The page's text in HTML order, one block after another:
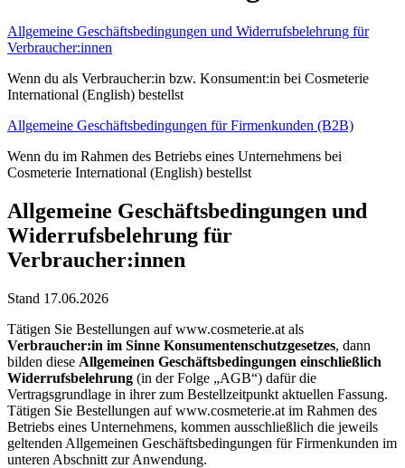
Allgemeine Geschäftsbedingungen und Widerrufsbelehrung für
Verbraucher:innen
Wenn du als Verbraucher:in bzw. Konsument:in bei Cosmeterie
International (English) bestellst
Allgemeine Geschäftsbedingungen für Firmenkunden (B2B)
Wenn du im Rahmen des Betriebs eines Unternehmens bei
Cosmeterie International (English) bestellst
Allgemeine Geschäftsbedingungen und
Widerrufsbelehrung für
Verbraucher:innen
Stand 17.06.2026
Tätigen Sie Bestellungen auf www.cosmeterie.at als
Verbraucher:in im Sinne Konsumentenschutzgesetzes, dann
bilden diese Allgemeinen Geschäftsbedingungen einschließlich
Widerrufsbelehrung (in der Folge „AGB“) dafür die
Vertragsgrundlage in ihrer zum Bestellzeitpunkt aktuellen Fassung.
Tätigen Sie Bestellungen auf www.cosmeterie.at im Rahmen des
Betriebs eines Unternehmens, kommen ausschließlich die jeweils
geltenden Allgemeinen Geschäftsbedingungen für Firmenkunden im
unteren Abschnitt zur Anwendung.